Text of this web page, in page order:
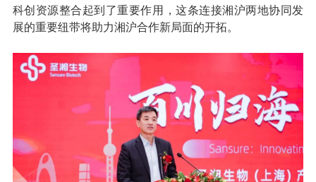
科创资源整合起到了重要作用，这条连接湘沪两地协同发
展的重要纽带将助力湘沪合作新局面的开拓。